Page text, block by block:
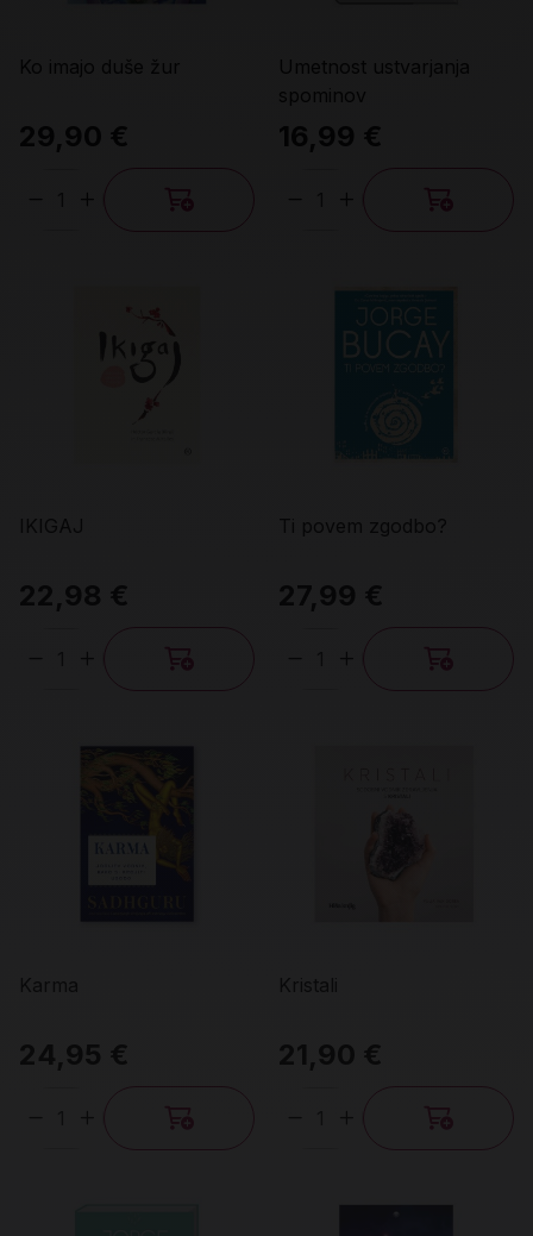
Ko imajo duše žur
29,90 €
Količina
Umetnost ustvarjanja
spominov
16,99 €
Količina
IKIGAJ
22,98 €
Ti povem zgodbo?
27,99 €
Karma
24,95 €
Količina
Kristali
21,90 €
Količina